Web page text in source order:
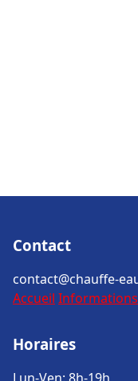
Contact
contact@chauffe-
Accueil Informations
Horaires